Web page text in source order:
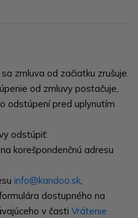
zmluva od začiatku zrušuje.
od zmluvy postačuje,
odstúpení pred uplynutím
odstúpiť:
korešpondenčnú adresu
info@kandoo.sk,
dostupného na
v časti Vrátenie